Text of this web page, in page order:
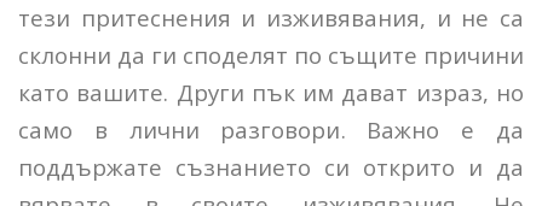
тези притеснения и изживявания, и не са
склонни да ги споделят по същите причини
като вашите. Други пък им дават израз, но
само в лични разговори. Важно е да
поддържате съзнанието си открито и да